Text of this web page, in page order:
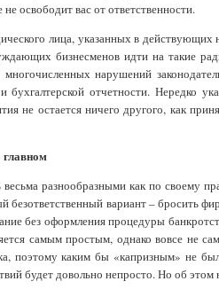
освободит вас от ответственности.
лица, указанных в действующих
бизнесменов идти на такие
нарушений
бухгалтерской отчетности. Нередко
не остается ничего другого, как
главном
разнообразными как по своему
безответственный вариант – бросить
без оформления процедуры
самым простым, однако вовсе не
поэтому каким бы «капризным» не был
будет довольно непросто. Но об этом